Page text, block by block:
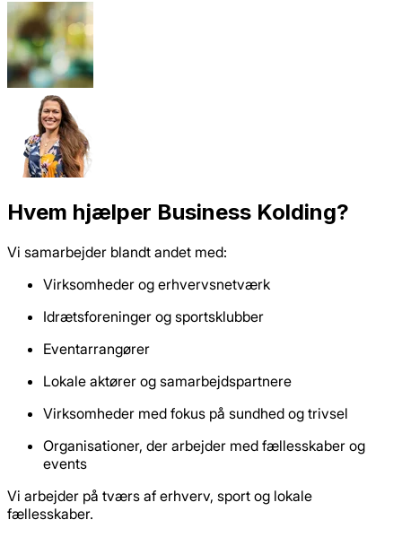
Hvem hjælper Business Kolding?
Vi samarbejder blandt andet med:
Virksomheder og erhvervsnetværk
Idrætsforeninger og sportsklubber
Eventarrangører
Lokale aktører og samarbejdspartnere
Virksomheder med fokus på sundhed og trivsel
Organisationer, der arbejder med fællesskaber og
events
Vi arbejder på tværs af erhverv, sport og lokale
fællesskaber.